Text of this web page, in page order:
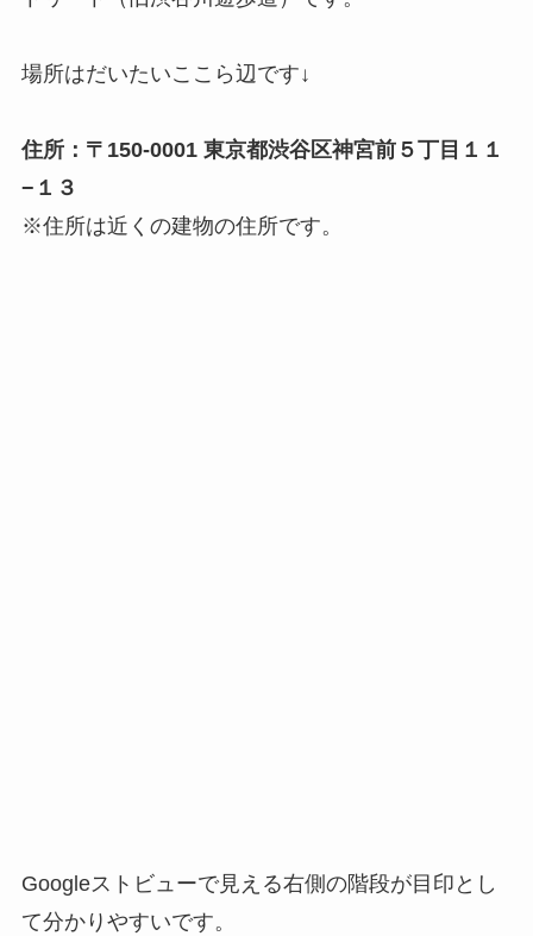
場所はだいたいここら辺です↓
住所：〒150-0001 東京都渋谷区神宮前５丁目１１
−１３
※住所は近くの建物の住所です。
Googleストビューで見える右側の階段が目印とし
て分かりやすいです。